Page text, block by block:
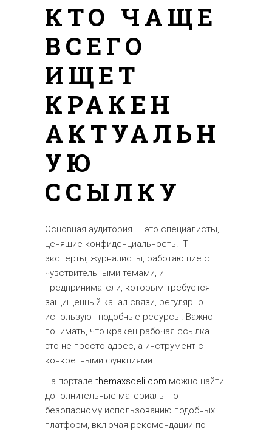
КТО ЧАЩЕ
ВСЕГО
ИЩЕТ
КРАКЕН
АКТУАЛЬН
УЮ
ССЫЛКУ
Основная аудитория — это специалисты,
ценящие конфиденциальность. IT-
эксперты, журналисты, работающие с
чувствительными темами, и
предприниматели, которым требуется
защищенный канал связи, регулярно
используют подобные ресурсы. Важно
понимать, что кракен рабочая ссылка —
это не просто адрес, а инструмент с
конкретными функциями.
На портале themaxsdeli.com можно найти
дополнительные материалы по
безопасному использованию подобных
платформ, включая рекомендации по